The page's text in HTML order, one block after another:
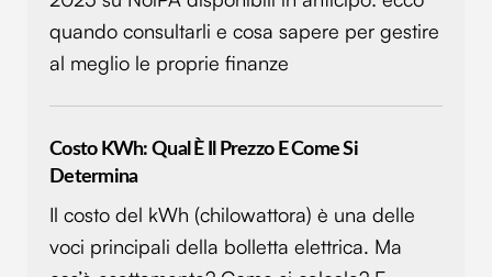
quando consultarli e cosa sapere per gestire
al meglio le proprie finanze
Costo KWh: Qual È Il Prezzo E Come Si
Determina
Il costo del kWh (chilowattora) è una delle
voci principali della bolletta elettrica. Ma